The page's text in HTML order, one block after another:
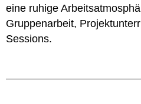
eine ruhige
Gruppenarbeit,
Sessions.